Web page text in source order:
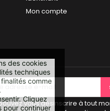
des cookies
techniques
comme
Cliquez
pour continuer
Mon compte
vous désinscrire à tout